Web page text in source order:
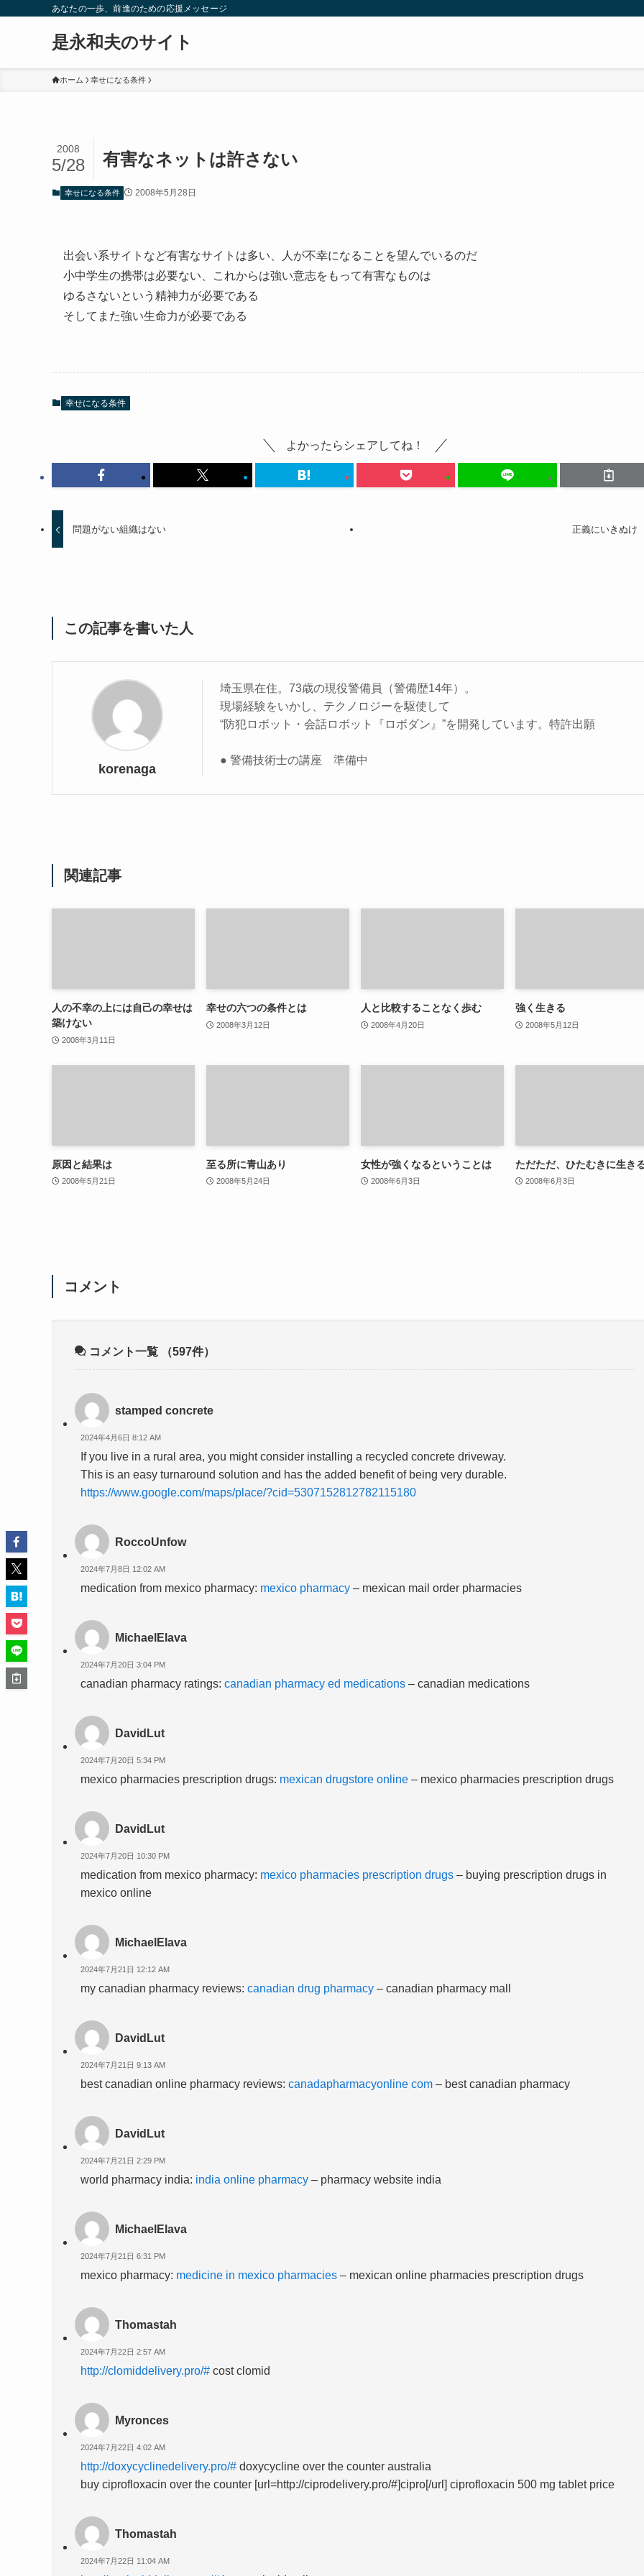
あなたの一歩、前進のための応援メッセージ
是永和夫のサイト
ホーム 幸せになる条件
有害なネットは許さない
2008
5/28
幸せになる条件 2008年5月28日
出会い系サイトなど有害なサイトは多い、人が不幸になることを望んでいるのだ
小中学生の携帯は必要ない、これからは強い意志をもって有害なものは
ゆるさないという精神力が必要である
そしてまた強い生命力が必要である
幸せになる条件
よかったらシェアしてね！
問題がない組織はない 正義にいきぬけ
この記事を書いた人
korenaga
埼玉県在住。73歳の現役警備員（警備歴14年）。
現場経験をいかし、テクノロジーを駆使して
“防犯ロボット・会話ロボット『ロボダン』”を開発しています。特許出願
● 警備技術士の講座 準備中
関連記事
人の不幸の上には自己の幸せは
築けない
2008年3月11日
幸せの六つの条件とは
2008年3月12日
人と比較することなく歩む
2008年4月20日
強く生きる
2008年5月12日
原因と結果は
2008年5月21日
至る所に青山あり
2008年5月24日
女性が強くなるということは
2008年6月3日
ただただ、ひたむきに生き
2008年6月3日
コメント
コメント一覧 （597件）
stamped concrete
2024年4月6日 8:12 AM
If you live in a rural area, you might consider installing a recycled concrete driveway.
This is an easy turnaround solution and has the added benefit of being very durable.
https://www.google.com/maps/place/?cid=5307152812782115180
RoccoUnfow
2024年7月8日 12:02 AM
medication from mexico pharmacy: mexico pharmacy – mexican mail order pharmacies
MichaelElava
2024年7月20日 3:04 PM
canadian pharmacy ratings: canadian pharmacy ed medications – canadian medications
DavidLut
2024年7月20日 5:34 PM
mexico pharmacies prescription drugs: mexican drugstore online – mexico pharmacies prescription drugs
DavidLut
2024年7月20日 10:30 PM
medication from mexico pharmacy: mexico pharmacies prescription drugs – buying prescription drugs in
mexico online
MichaelElava
2024年7月21日 12:12 AM
my canadian pharmacy reviews: canadian drug pharmacy – canadian pharmacy mall
DavidLut
2024年7月21日 9:13 AM
best canadian online pharmacy reviews: canadapharmacyonline com – best canadian pharmacy
DavidLut
2024年7月21日 2:29 PM
world pharmacy india: india online pharmacy – pharmacy website india
MichaelElava
2024年7月21日 6:31 PM
mexico pharmacy: medicine in mexico pharmacies – mexican online pharmacies prescription drugs
Thomastah
2024年7月22日 2:57 AM
http://clomiddelivery.pro/# cost clomid
Myronces
2024年7月22日 4:02 AM
http://doxycyclinedelivery.pro/# doxycycline over the counter australia
buy ciprofloxacin over the counter [url=http://ciprodelivery.pro/#]cipro[/url] ciprofloxacin 500 mg tablet price
Thomastah
2024年7月22日 11:04 AM